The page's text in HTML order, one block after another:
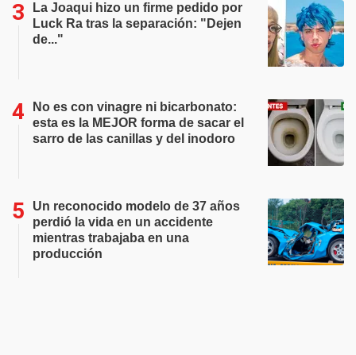
La Joaqui hizo un firme pedido por
Luck Ra tras la separación: "Dejen
de..."
No es con vinagre ni bicarbonato:
esta es la MEJOR forma de sacar el
sarro de las canillas y del inodoro
Un reconocido modelo de 37 años
perdió la vida en un accidente
mientras trabajaba en una
producción